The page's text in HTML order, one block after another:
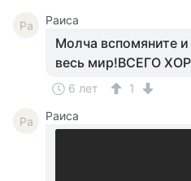
Ра Раиса
Молча вспомяните и
весь мир!ВСЕГО
6 лет 1
Ра Раиса